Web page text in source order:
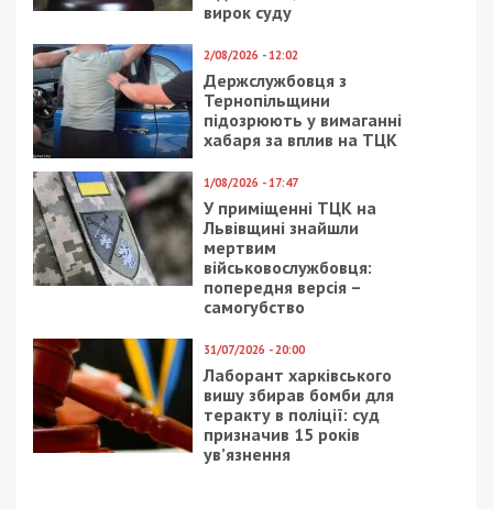
Facebook
Telegram
Twitter
WhatsApp
ViberEmail
Категории:Суспільство
Рекламні блоки дають нам змогу
залишатися незалежними ЗМІ, а вам -
отримувати найсвіжіші новини під ними.
Приєднуйтесь також до 49000 в Google News. Слідкуйте
за останніми новинами!
Приєднатися
Читайте також